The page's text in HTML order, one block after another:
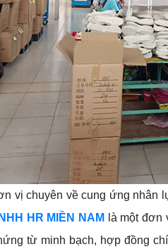
vị chuyên về cung ứng
HR MIỀN NAM
là một đơn
từ minh bạch, hợp đồng